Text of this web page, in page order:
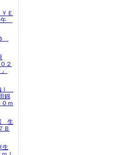
Ｅ
午
２
Ⅰ
錦
０ｍ
生
Ｂ
生